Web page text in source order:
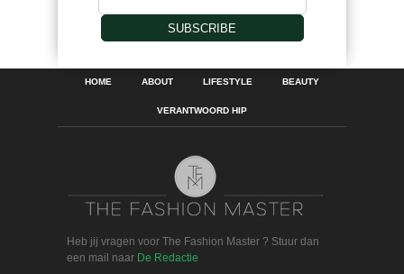
SUBSCRIBE
HOME ABOUT LIFESTYLE BEAUTY
VERANTWOORD HIP
Heb jij vragen voor The Fashion Master ? Stuur dan
een mail naar De Redactie